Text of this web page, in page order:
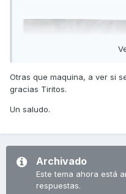
Otras que maquina, a ver si
gracias Tiritos.
Un saludo.
Archivado
Este tema ahora está
respuestas.